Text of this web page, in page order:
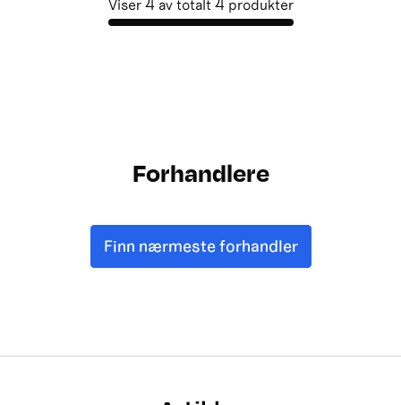
Viser 4av totalt 4produkter
Forhandlere
Finn nærmeste forhandler